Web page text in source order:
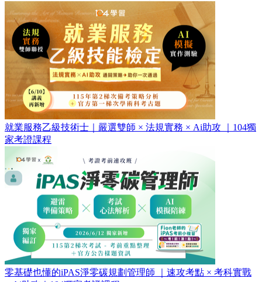
就業服務乙級技術士｜嚴選雙師 × 法規實務 × Ai助攻 ｜104獨
家考證課程
零基礎也懂的iPAS淨零碳規劃管理師 ｜速攻考點 × 考科實戰